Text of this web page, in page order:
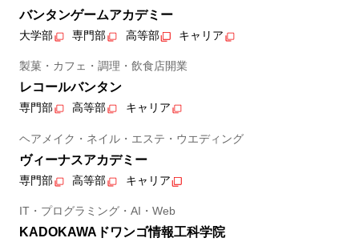
バンタンゲームアカデミー
大学部 専門部 高等部 キャリア
製菓・カフェ・調理・飲食店開業
レコールバンタン
専門部 高等部 キャリア
ヘアメイク・ネイル・エステ・ウエディング
ヴィーナスアカデミー
専門部 高等部 キャリア
IT・プログラミング・AI・Web
KADOKAWAドワンゴ情報工科学院